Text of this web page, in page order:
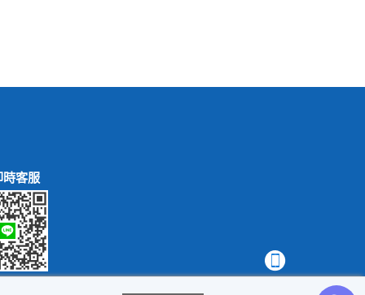
時客服